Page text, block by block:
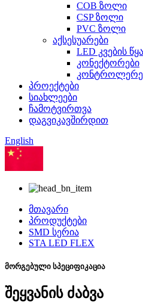
COB ზოლი
CSP ზოლი
PVC ზოლი
აქსესუარები
LED კვების
კონექტორები
პროექტები
სიახლეები
ჩამოტვირთვა
დაგვიკავშირდით
English
მთავარი
პროდუქტები
SMD სერია
STA LED FLEX
მორგებული სპეციფიკაცია
შეყვანის ძაბვა